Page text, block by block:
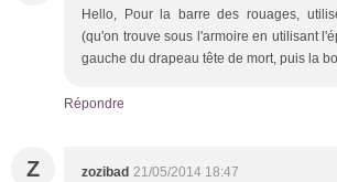
Hello, Pour la barre des rouages,
(qu'on trouve sous l'armoire en utilisant
gauche du drapeau tête de mort, puis la
Répondre
Z zozibad 21/05/2014 18:47